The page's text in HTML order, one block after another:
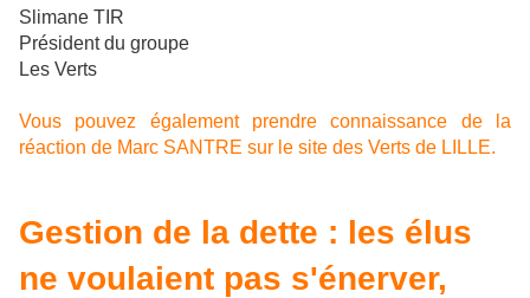
Slimane TIR
Président du groupe
Les Verts
Vous pouvez également prendre connaissance de la
réaction de Marc SANTRE sur le site des Verts de LILLE.
Gestion de la dette : les élus
ne voulaient pas s'énerver,